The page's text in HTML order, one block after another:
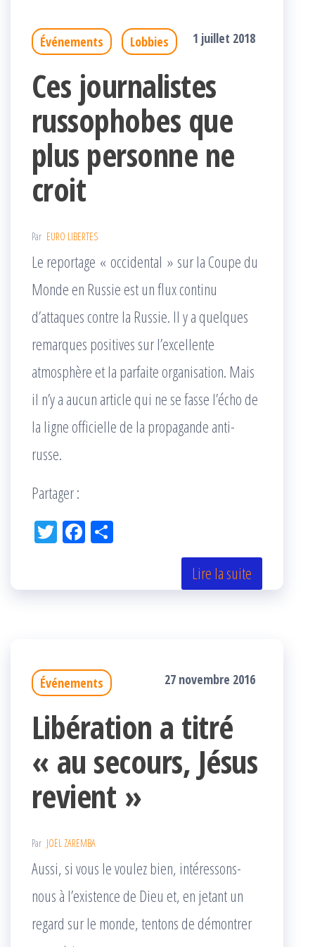
Événements Lobbies 1 juillet 2018
Ces journalistes
russophobes que
plus personne ne
croit
Par EURO LIBERTES
Le reportage « occidental » sur la Coupe du
Monde en Russie est un flux continu
d’attaques contre la Russie. Il y a quelques
remarques positives sur l’excellente
atmosphère et la parfaite organisation. Mais
il n’y a aucun article qui ne se fasse l’écho de
la ligne officielle de la propagande anti-
russe.
Partager :
Tw Fac
k r
Lire la suite
Événements 27 novembre 2016
Libération a titré
« au secours, Jésus
revient »
Par JOËL ZAREMBA
Aussi, si vous le voulez bien, intéressons-
nous à l’existence de Dieu et, en jetant un
regard sur le monde, tentons de démontrer